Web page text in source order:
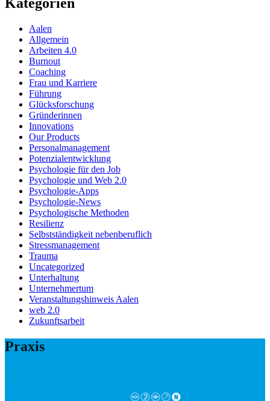
Kategorien
Aalen
Allgemein
Arbeiten 4.0
Burnout
Coaching
Frau und Karriere
Führung
Glücksforschung
Gründerinnen
Innovations
Our Products
Personalmanagement
Potenzialentwicklung
Psychologie für den Job
Psychologie und Web 2.0
Psychologie-Apps
Psychologie-News
Psychologische Methoden
Resilienz
Selbstständigkeit nebenberuflich
Stressmanagement
Trauma
Uncategorized
Unterhaltung
Unternehmertum
Veranstaltungshinweis Aalen
web 2.0
Zukunftsarbeit
Praxis